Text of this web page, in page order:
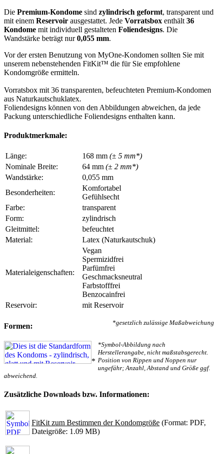
Die Premium-Kondome sind zylindrisch geformt, transparent und
mit einem Reservoir ausgestattet. Jede Vorratsbox enthält 36
Kondome mit individuell gestalteten Foliendesigns. Die
Wandstärke beträgt nur0,055 mm.
Vor der ersten Benutzung von MyOne-Kondomen sollten Sie mit
unserem nebenstehenden FitKit™ die für Sie empfohlene
Kondomgröße ermitteln.
Vorratsbox mit 36 transparenten, befeuchteten Premium-Kondomen
aus Naturkautschuklatex.
Foliendesigns können von den Abbildungen abweichen, da jede
Packung unterschiedliche Foliendesigns enthalten kann.
Produktmerkmale:
Länge: 168 mm (± 5 mm*)
Nominale Breite:
64 mm (± 2 mm*)
Wandstärke:
0,055 mm
Besonderheiten:
Komfortabel
Gefühlsecht
Farbe:
transparent
Form:
zylindrisch
Gleitmittel:
befeuchtet
Material:
Latex (Naturkautschuk)
Materialeigenschaften:
Vegan
Spermizidfrei
Parfümfrei
Geschmacksneutral
Farbstofffrei
Benzocainfrei
Reservoir:
mit Reservoir
*gesetzlich zulässige Maßabweichung
Formen:
*
*Symbol-Abbildung nach
Herstellerangabe, nicht maßstabsgerecht.
Position von Rippen und Noppen nur
ungefähr; Anzahl, Abstand und Größe ggf.
abweichend.
Zusätzliche Downloads bzw. Informationen:
FitKit zum Bestimmen der Kondomgröße (Format: PDF,
Dateigröße: 1.09 MB)